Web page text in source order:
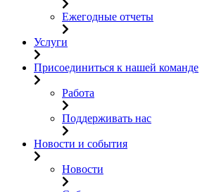
Ежегодные отчеты
Услуги
Присоединиться к нашей команде
Работа
Поддерживать нас
Новости и события
Новости